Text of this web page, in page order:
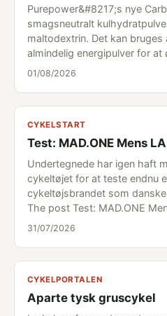
Purepower&#8217;s nye
smagsneutralt
maltodextrin. Det kan bruges
almindelig energipulver for
01/08/2026
CYKELSTART
Test: MAD.ONE Mens
Undertegnede har igen haft
cykeltøjet for at teste endnu
cykeltøjsbrandet som
The post Test: MAD.ONE
31/07/2026
CYKELPORTALEN
Aparte tysk gruscykel